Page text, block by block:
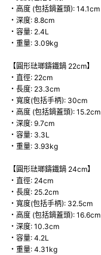
・高度 (包括鍋蓋頭): 14.1cm
・深度: 8.8cm
・容量: 2.4L
・重量: 3.09kg
【圓形琺瑯鑄鐵鍋 22cm】
・直徑: 22cm
・長度: 23.3cm
・寬度(包括手柄): 30cm
・高度 (包括鍋蓋頭): 15.2cm
・深度: 9.7cm
・容量: 3.3L
・重量: 3.93kg
【圓形琺瑯鑄鐵鍋 24cm】
・直徑: 24cm
・長度: 25.2cm
・寬度(包括手柄): 32.5cm
・高度 (包括鍋蓋頭): 16.6cm
・深度: 10.3cm
・容量: 4.2L
・重量: 4.31kg